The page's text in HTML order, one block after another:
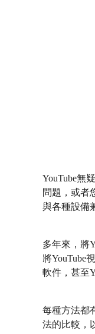
YouTube無
問題，或者
與各種設備
多年來，將
將YouTube
軟件，甚至
每種方法都
法的比較，